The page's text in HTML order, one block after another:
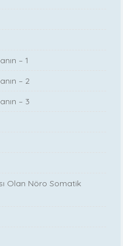
– 1
– 2
– 3
Olan Nöro Somatik